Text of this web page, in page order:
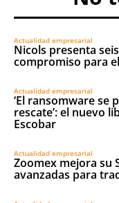
Actualidad empresarial
Nicols presenta
compromiso para
Actualidad empresarial
‘El ransomware se
rescate’: el nuevo
Escobar
Actualidad empresarial
Zoomex mejora su
avanzadas para